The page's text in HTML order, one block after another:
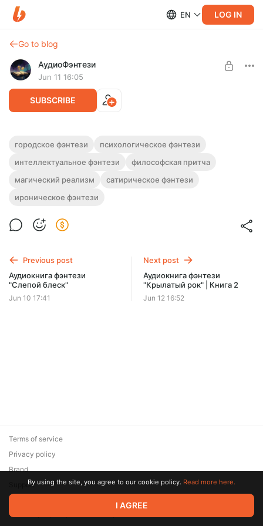
EN LOG IN
Go to blog
АудиоФэнтези
Jun 11 16:05
SUBSCRIBE
Аудиокнига фэнтези "Лавка чудес"
Полная версия.
Слушайте эту и другие фэнтези-аудиокниги полностью, без
рекламы и любых ограничений!
Level required:
UNLOCK WITH DISCOUNT
Offer ends 08 August.
городское фэнтези
психологическое фэнтези
интеллектуальное фэнтези
философская притча
магический реализм
сатирическое фэнтези
ироническое фэнтези
Previous post
Аудиокнига фэнтези
"Слепой блеск"
Jun 10 17:41
Next post
Аудиокнига фэнтези
"Крылатый рок" | Книга 2
Jun 12 16:52
© 2026 Zaya Solutions Limited. All rights reserved. All trademarks
are the property of their respective owners.
Terms of service
Privacy policy
Brand
SupportBy using the site, you agree to our cookie policy. Read more here.
I AGREE